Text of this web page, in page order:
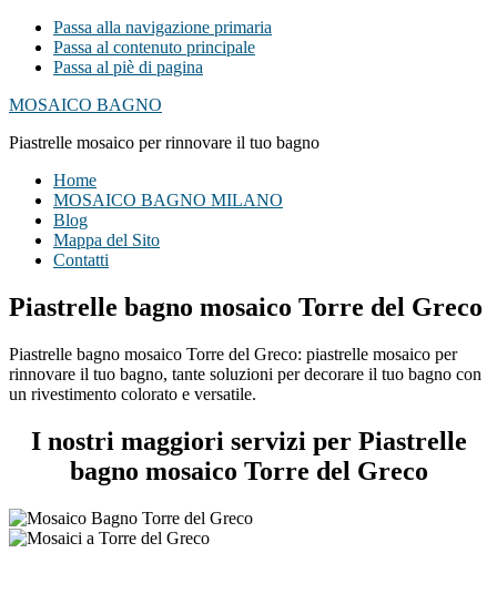
Passa alla navigazione primaria
Passa al contenuto principale
Passa al piè di pagina
MOSAICO BAGNO
Piastrelle mosaico per rinnovare il tuo bagno
Home
MOSAICO BAGNO MILANO
Blog
Mappa del Sito
Contatti
Piastrelle bagno mosaico Torre del Greco
Piastrelle bagno mosaico Torre del Greco: piastrelle mosaico per
rinnovare il tuo bagno, tante soluzioni per decorare il tuo bagno con
un rivestimento colorato e versatile.
I nostri maggiori servizi per Piastrelle
bagno mosaico Torre del Greco